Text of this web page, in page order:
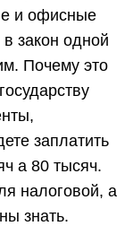
и офисные
закон одной
Почему это
заплатить
а 80 тысяч.
налоговой, а
знать.